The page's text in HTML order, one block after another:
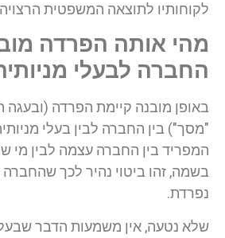
לקוחותיו לתוצאה המשפטית
מהי אותה הפרדה
החברה לבעלי
באופן מובנה קיימת הפרדה
"מסך") בין החברה לבין בעלי
המפריד בין החברה עצמה לבין מי
בשמה, זהו ביטוי נהיר לכך
נפרדת.
שלא נטעה, אין משמעות הדבר